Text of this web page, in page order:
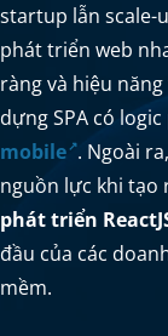
startup lẫn scale-
phát triển web
ràng và hiệu
dựng SPA có
mobile . Ngoài
nguồn lực khi tạo
phát triển
đầu của các
mềm.